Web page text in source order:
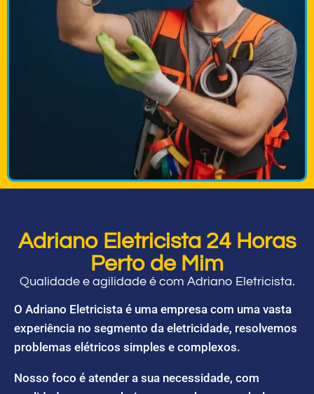
Adriano Eletricista 24 Horas
Perto de Mim
Qualidade e agilidade é com Adriano Eletricista.
O Adriano Eletricista é uma empresa com uma vasta
experiência no segmento da eletricidade, resolvemos
problemas elétricos simples e complexos.
Nosso foco é atender a sua necessidade, com